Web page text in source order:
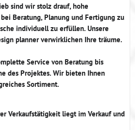
sind wir stolz drauf, hohe
Beratung, Planung und Fertigung zu
individuell zu erfüllen. Unsere
planner verwirklichen Ihre träume.
Service von Beratung bis
des Projektes. Wir bieten Ihnen
Sortiment.
Verkaufstätigkeit liegt im Verkauf und